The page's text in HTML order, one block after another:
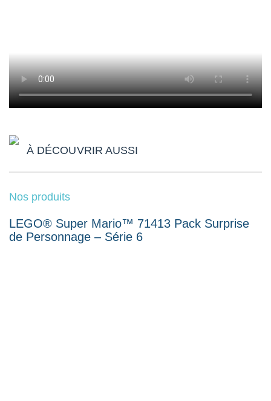
À DÉCOUVRIR AUSSI
Nos produits
LEGO® Super Mario™ 71413 Pack Surprise
de Personnage – Série 6